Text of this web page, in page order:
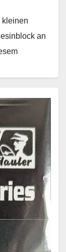
kleinen
an